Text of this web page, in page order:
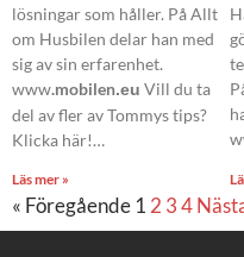
lösningar som håller. På Allt
om Husbilen delar han med
sig av sin erfarenhet.
www.mobilen.eu Vill du ta
del av fler av Tommys tips?
Klicka här!…
Läs mer »
« Föregående 1 2 34